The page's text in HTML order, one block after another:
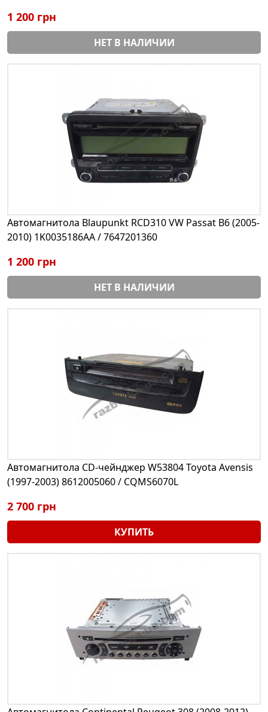
1 200 грн
НЕТ В НАЛИЧИИ
Автомагнитола Blaupunkt RCD310 VW Passat B6 (2005-
2010) 1K0035186AA / 7647201360
1 200 грн
НЕТ В НАЛИЧИИ
Автомагнитола CD-чейнджер W53804 Toyota Avensis
(1997-2003) 8612005060 / CQMS6070L
2 700 грн
КУПИТЬ